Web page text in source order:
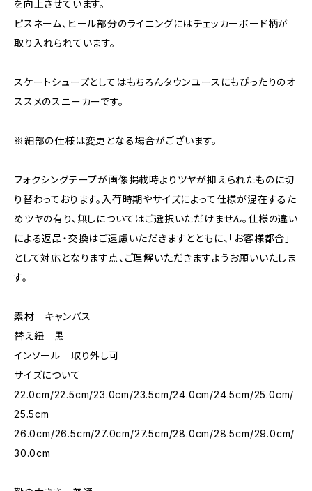
を向上させています。
ピスネーム、ヒール部分のライニングにはチェッカーボード柄が
取り入れられています。
スケートシューズとしてはもちろんタウンユースにもぴったりのオ
ススメのスニーカーです。
※細部の仕様は変更となる場合がございます。
フォクシングテープが画像掲載時よりツヤが抑えられたものに切
り替わっております。入荷時期やサイズによって仕様が混在するた
めツヤの有り、無しについてはご選択いただけません。仕様の違い
による返品・交換はご遠慮いただきますとともに、「お客様都合」
として対応となります点、ご理解いただきますようお願いいたしま
す。
素材 キャンバス
替え紐 黒
インソール 取り外し可
サイズについて
22.0cm/22.5cm/23.0cm/23.5cm/24.0cm/24.5cm/25.0cm/
25.5cm
26.0cm/26.5cm/27.0cm/27.5cm/28.0cm/28.5cm/29.0cm/
30.0cm